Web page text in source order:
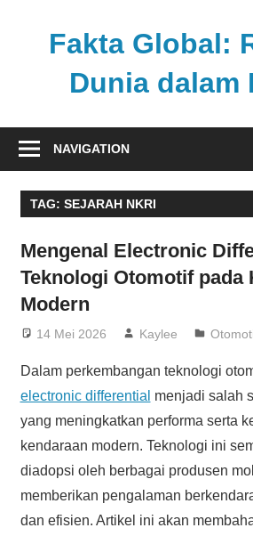
Fakta Global:
Dunia dalam
kabar
dari
berbagai
pandang
NAVIGATION
TAG: SEJARAH NKRI
Mengenal Electronic
Teknologi Otomotif pada
Modern
14 Mei 2026 Kaylee
Dalam perkembangan teknologi
electronic differential menjadi salah
yang meningkatkan performa serta
kendaraan modern. Teknologi ini
diadopsi oleh berbagai produsen
memberikan pengalaman
dan efisien. Artikel ini akan